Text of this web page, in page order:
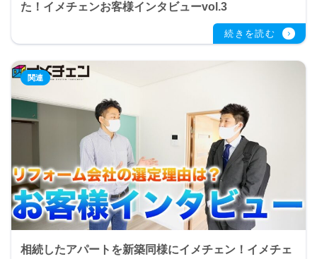
た！イメチェンお客様インタビューvol.3
相続したアパートを新築同様にイメチェン！イメチェ